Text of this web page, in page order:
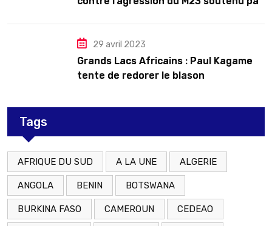
29 avril 2023
Grands Lacs Africains : Paul Kagame
tente de redorer le blason
Tags
AFRIQUE DU SUD A LA UNE ALGERIE
ANGOLA BENIN BOTSWANA
BURKINA FASO CAMEROUN CEDEAO